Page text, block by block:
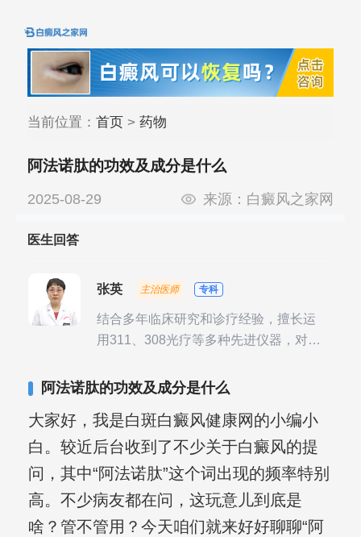
当前位置： 首页> 药物
阿法诺肽的功效及成分是什么
2025-08-29 来源： 白癜风之家网
医生回答
张英 主治医师 专科
结合多年临床研究和诊疗经验，擅长运
用311、308光疗等多种先进仪器，对不
其对女性银屑病、顽固性银屑病、全身
验。
阿法诺肽的功效及成分是什么
大家好，我是白斑白癜风健康网的小编小
白。较近后台收到了不少关于白癜风的提
问，其中“阿法诺肽”这个词出现的频率特别
高。不少病友都在问，这玩意儿到底是
啥？管不管用？今天咱们就来好好聊聊“阿